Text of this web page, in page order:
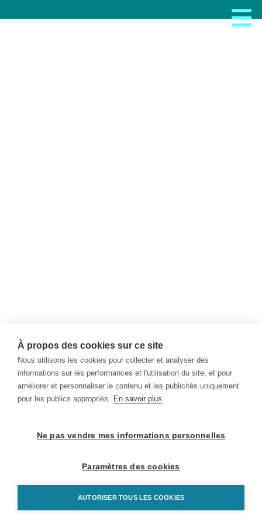
À propos des cookies sur ce site
Nous utilisons les cookies pour collecter et analyser des
informations sur les performances et l'utilisation du site, et pour
améliorer et personnaliser le contenu et les publicités uniquement
pour les publics appropriés. En savoir plus
Ne pas vendre mes informations personnelles
Paramètres des cookies
AUTORISER TOUS LES COOKIES